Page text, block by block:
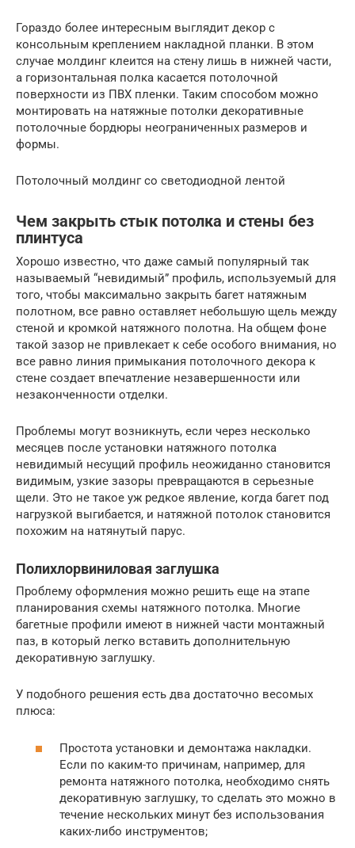
Гораздо более интересным выглядит декор с
консольным креплением накладной планки. В этом
случае молдинг клеится на стену лишь в нижней части,
а горизонтальная полка касается потолочной
поверхности из ПВХ пленки. Таким способом можно
монтировать на натяжные потолки декоративные
потолочные бордюры неограниченных размеров и
формы.
Потолочный молдинг со светодиодной лентой
Чем закрыть стык потолка и стены без
плинтуса
Хорошо известно, что даже самый популярный так
называемый “невидимый” профиль, используемый для
того, чтобы максимально закрыть багет натяжным
полотном, все равно оставляет небольшую щель между
стеной и кромкой натяжного полотна. На общем фоне
такой зазор не привлекает к себе особого внимания, но
все равно линия примыкания потолочного декора к
стене создает впечатление незавершенности или
незаконченности отделки.
Проблемы могут возникнуть, если через несколько
месяцев после установки натяжного потолка
невидимый несущий профиль неожиданно становится
видимым, узкие зазоры превращаются в серьезные
щели. Это не такое уж редкое явление, когда багет под
нагрузкой выгибается, и натяжной потолок становится
похожим на натянутый парус.
Полихлорвиниловая заглушка
Проблему оформления можно решить еще на этапе
планирования схемы натяжного потолка. Многие
багетные профили имеют в нижней части монтажный
паз, в который легко вставить дополнительную
декоративную заглушку.
У подобного решения есть два достаточно весомых
плюса:
Простота установки и демонтажа накладки.
Если по каким-то причинам, например, для
ремонта натяжного потолка, необходимо снять
декоративную заглушку, то сделать это можно в
течение нескольких минут без использования
каких-либо инструментов;